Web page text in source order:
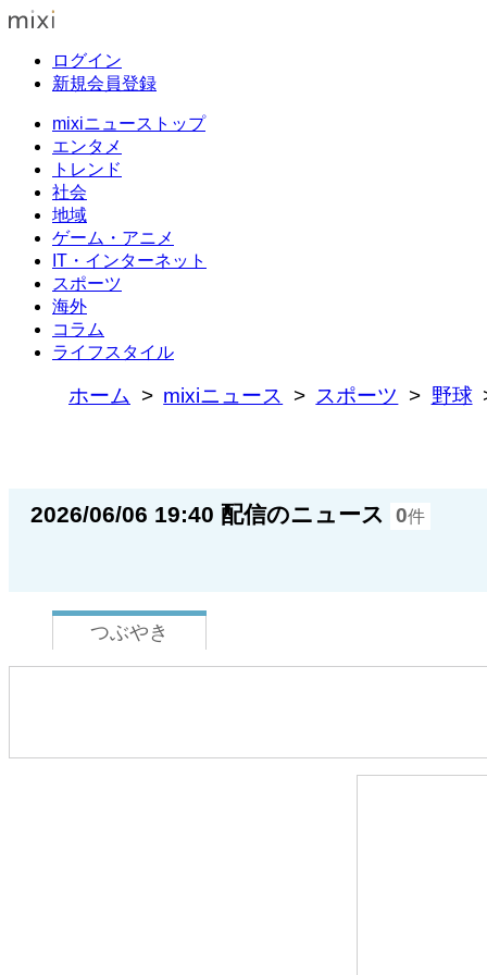
ログイン
新規会員登録
mixiニューストップ
エンタメ
トレンド
社会
地域
ゲーム・アニメ
IT・インターネット
スポーツ
海外
コラム
ライフスタイル
ホーム mixiニュース スポーツ 野球
2026/06/06 19:40 配信のニュース 0件
つぶやき